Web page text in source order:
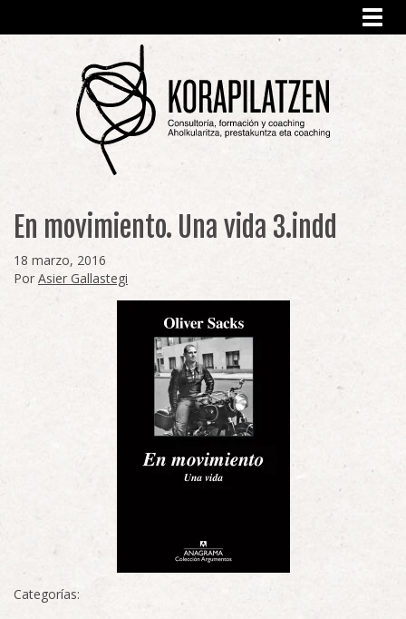
En movimiento. Una vida 3.indd
18 marzo, 2016
Por Asier Gallastegi
Categorías: